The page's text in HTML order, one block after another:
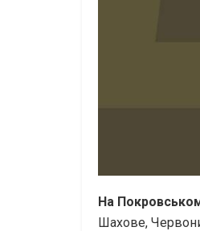
На
Шахове,